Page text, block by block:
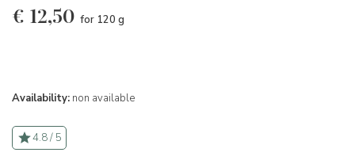
€ 12,50 for 120 g
Availability: non available
4.8 / 5